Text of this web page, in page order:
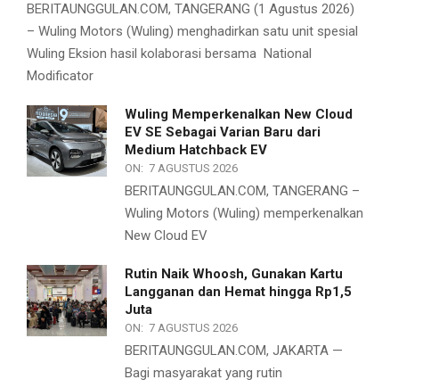
BERITAUNGGULAN.COM, TANGERANG (1 Agustus 2026)
– Wuling Motors (Wuling) menghadirkan satu unit spesial
Wuling Eksion hasil kolaborasi bersama National
Modificator
Wuling Memperkenalkan New Cloud
EV SE Sebagai Varian Baru dari
Medium Hatchback EV
ON: 7 AGUSTUS 2026
BERITAUNGGULAN.COM, TANGERANG –
Wuling Motors (Wuling) memperkenalkan
New Cloud EV
Rutin Naik Whoosh, Gunakan Kartu
Langganan dan Hemat hingga Rp1,5
Juta
ON: 7 AGUSTUS 2026
BERITAUNGGULAN.COM, JAKARTA —
Bagi masyarakat yang rutin